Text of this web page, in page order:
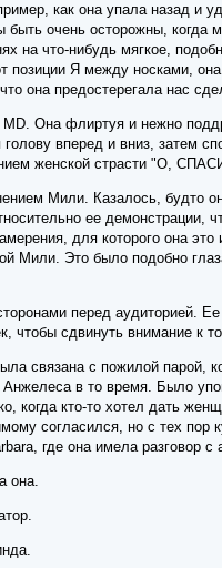
как она упала назад и
очень осторожны,
на что-нибудь мягкое,
позиции Я между носками,
она предостерегала нас
Она флиртуя и нежно
вперед и вниз, затем
женской страсти "О,
Мили. Казалось, будто
ее
для которого она
Мили. Это было подобно
перед аудиторией.
чтобы сдвинуть внимание к
связана с пожилой
в то время. Было
когда кто-то хотел дать
согласился, но с тех
где она имела разговор с
она.